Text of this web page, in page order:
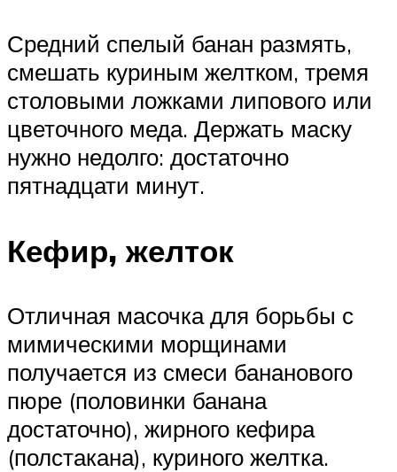
Средний спелый банан размять,
смешать куриным желтком, тремя
столовыми ложками липового или
цветочного меда. Держать маску
нужно недолго: достаточно
пятнадцати минут.
Кефир, желток
Отличная масочка для борьбы с
мимическими морщинами
получается из смеси бананового
пюре (половинки банана
достаточно), жирного кефира
(полстакана), куриного желтка.